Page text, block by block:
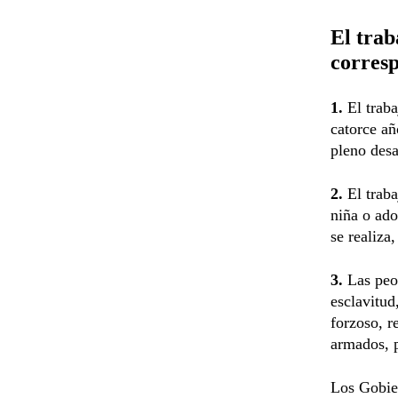
El
1. El
catorce
pleno
2. El
niña o
se
3. Las
forzoso,
armados,
Los